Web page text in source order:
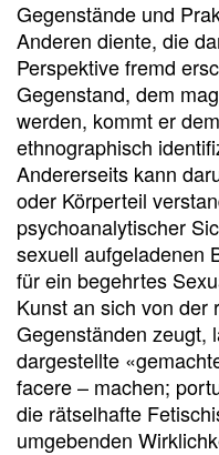
Gegenstände und
Anderen diente, die
Perspektive fremd
Gegenstand, dem
werden, kommt er
ethnographisch
Andererseits kann
oder Körperteil
psychoanalytischer
sexuell aufgeladenen
für ein begehrtes
Kunst an sich von der
Gegenständen zeugt,
dargestellte
facere – machen;
die rätselhafte
umgebenden